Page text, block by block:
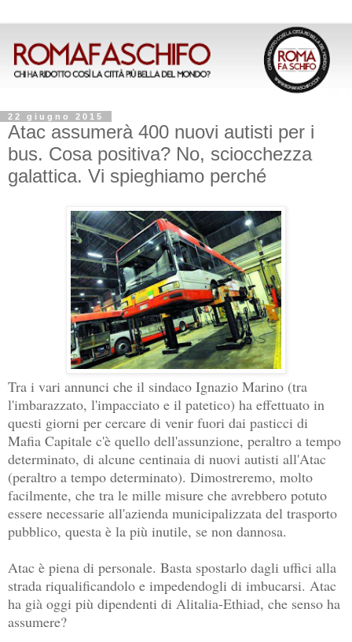
22 giugno 2015
Atac assumerà 400 nuovi autisti per i
bus. Cosa positiva? No, sciocchezza
galattica. Vi spieghiamo perché
Tra i vari annunci che il sindaco Ignazio Marino (tra
l'imbarazzato, l'impacciato e il patetico) ha effettuato in
questi giorni per cercare di venir fuori dai pasticci di
Mafia Capitale c'è quello dell'assunzione, peraltro a tempo
determinato, di alcune centinaia di nuovi autisti all'Atac
(peraltro a tempo determinato). Dimostreremo, molto
facilmente, che tra le mille misure che avrebbero potuto
essere necessarie all'azienda municipalizzata del trasporto
pubblico, questa è la più inutile, se non dannosa.
Atac è piena di personale. Basta spostarlo dagli uffici alla
strada riqualificandolo e impedendogli di imbucarsi. Atac
ha già oggi più dipendenti di Alitalia-Ethiad, che senso ha
assumere?